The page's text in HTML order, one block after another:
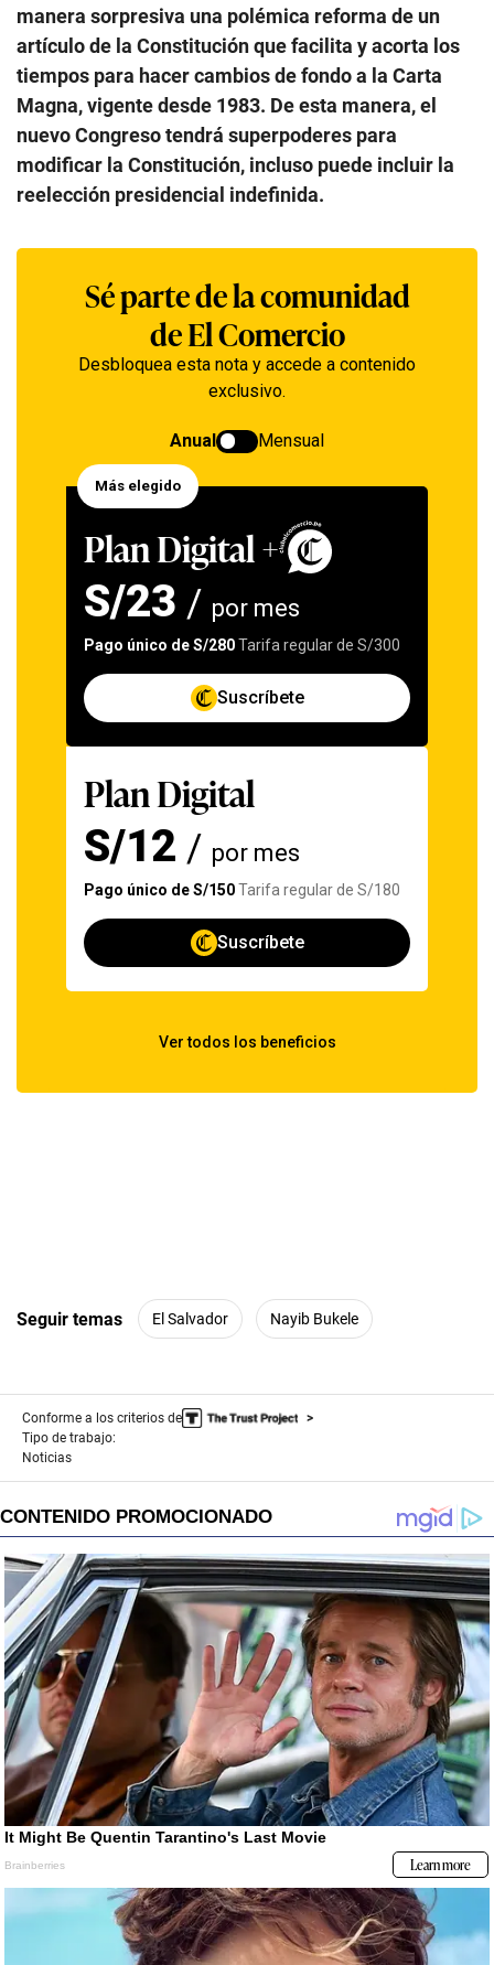
manera sorpresiva una polémica reforma de un
artículo de la Constitución que facilita y acorta los
tiempos para hacer cambios de fondo a la Carta
Magna, vigente desde 1983. De esta manera, el
nuevo Congreso tendrá superpoderes para
modificar la Constitución, incluso puede incluir la
reelección presidencial indefinida.
Seguir temas El Salvador Nayib Bukele
Conforme a los criterios de
Tipo de trabajo:
Noticias